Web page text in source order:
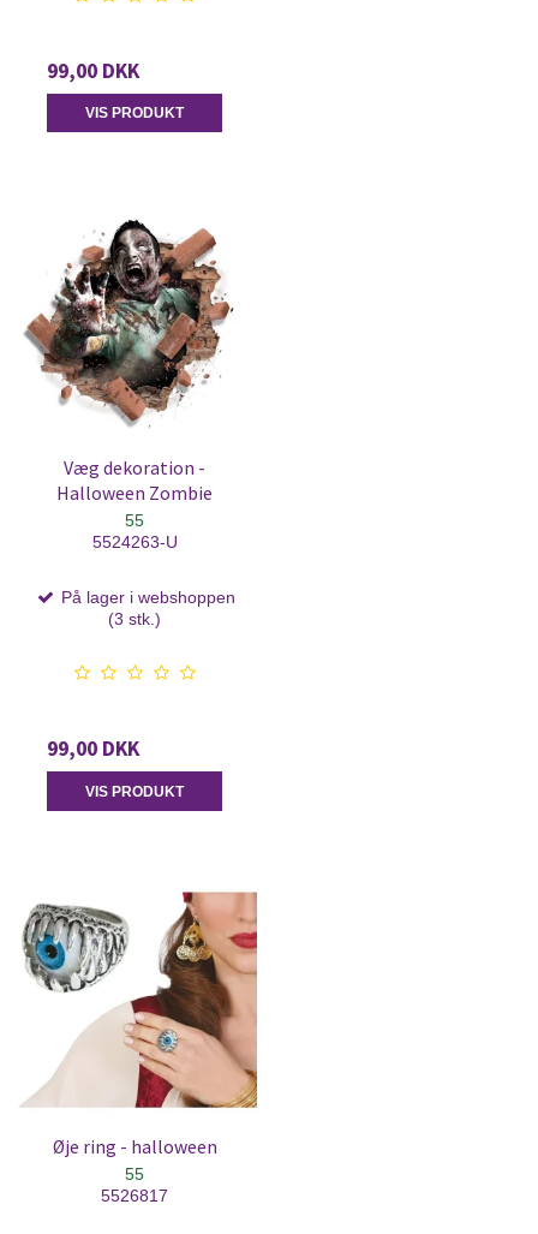
99,00 DKK
VIS PRODUKT
Væg dekoration -
Halloween Zombie
55
5524263-U
På lager i webshoppen
(3 stk.)
99,00 DKK
VIS PRODUKT
Øje ring - halloween
55
5526817